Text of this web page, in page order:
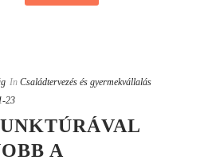
In Családtervezés és gyermekvállalás
23
A